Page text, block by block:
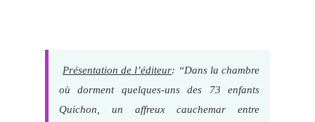
Présentation de l’éditeur: “Dans la chambre
où dorment quelques-uns des 73 enfants
Quichon, un affreux cauchemar entre